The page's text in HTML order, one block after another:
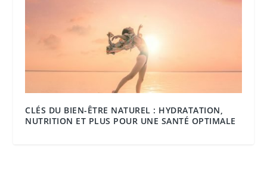
CLÉS DU BIEN-ÊTRE NATUREL : HYDRATATION,
NUTRITION ET PLUS POUR UNE SANTÉ OPTIMALE